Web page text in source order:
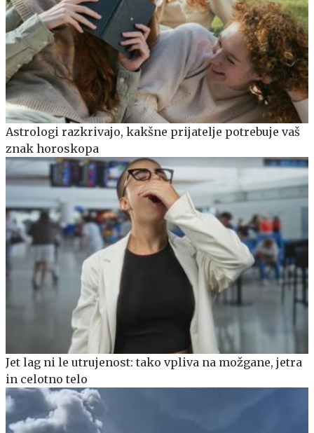
Astrologi razkrivajo, kakšne prijatelje potrebuje vaš
znak horoskopa
Jet lag ni le utrujenost: tako vpliva na možgane, jetra
in celotno telo